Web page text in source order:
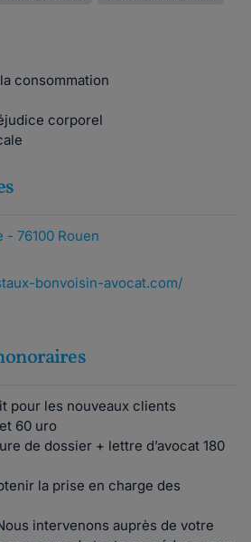
consommation
corporel
- 76100 Rouen
bonvoisin-avocat.com/
pour les nouveaux clients
60 uro
de dossier + lettre d’avocat 180
la prise en charge des
intervenons auprès de votre